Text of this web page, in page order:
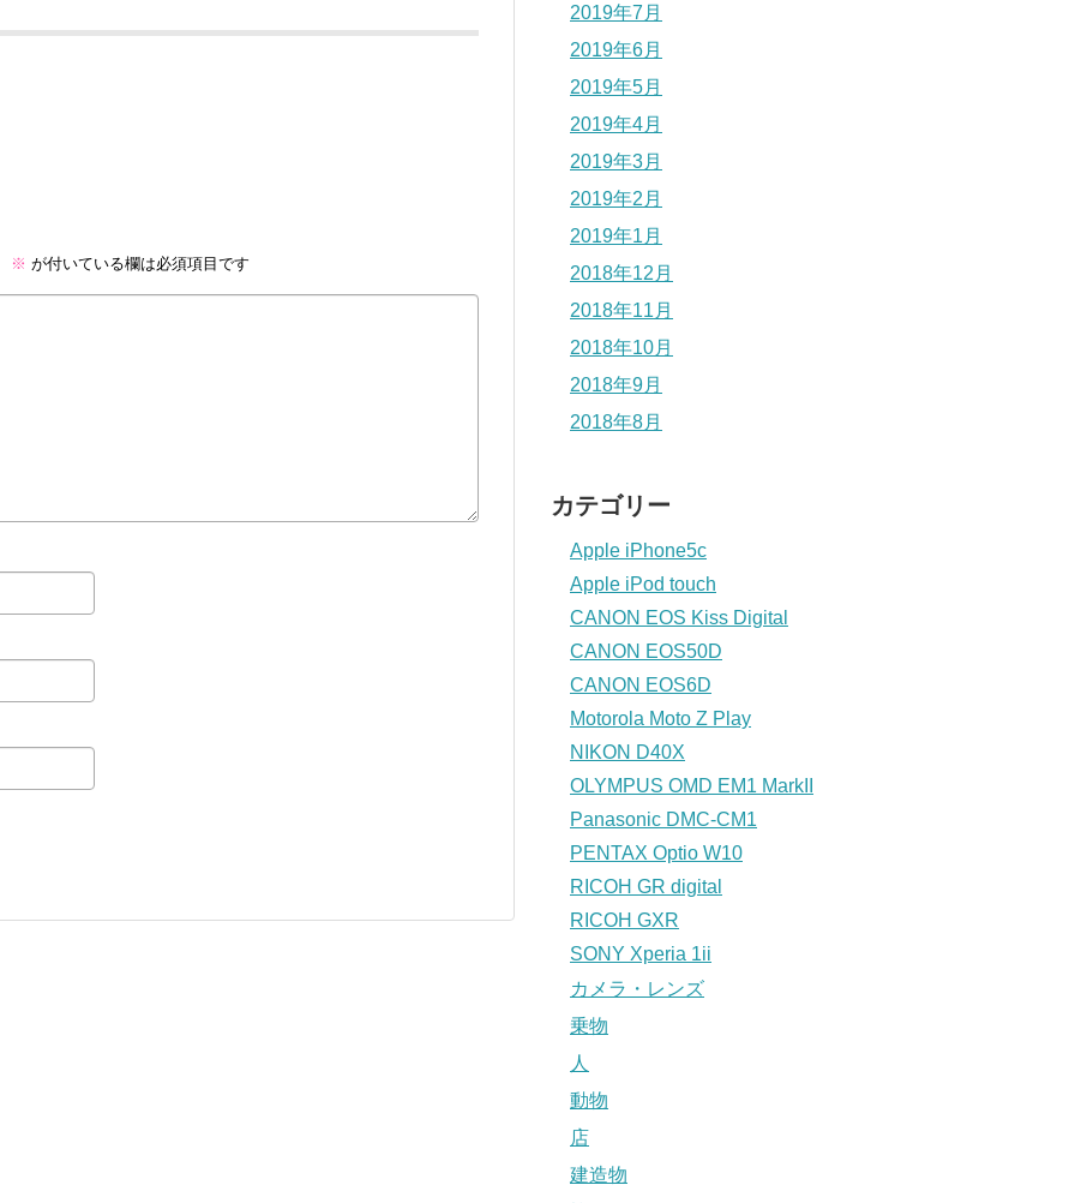
※ が付いている欄は必須項目です
2019年7月
2019年6月
2019年5月
2019年4月
2019年3月
2019年2月
2019年1月
2018年12月
2018年11月
2018年10月
2018年9月
2018年8月
カテゴリー
Apple iPhone5c
Apple iPod touch
CANON EOS Kiss Digital
CANON EOS50D
CANON EOS6D
Motorola Moto Z Play
NIKON D40X
OLYMPUS OMD EM1 MarkII
Panasonic DMC-CM1
PENTAX Optio W10
RICOH GR digital
RICOH GXR
SONY Xperia 1ii
カメラ・レンズ
乗物
人
動物
店
建造物